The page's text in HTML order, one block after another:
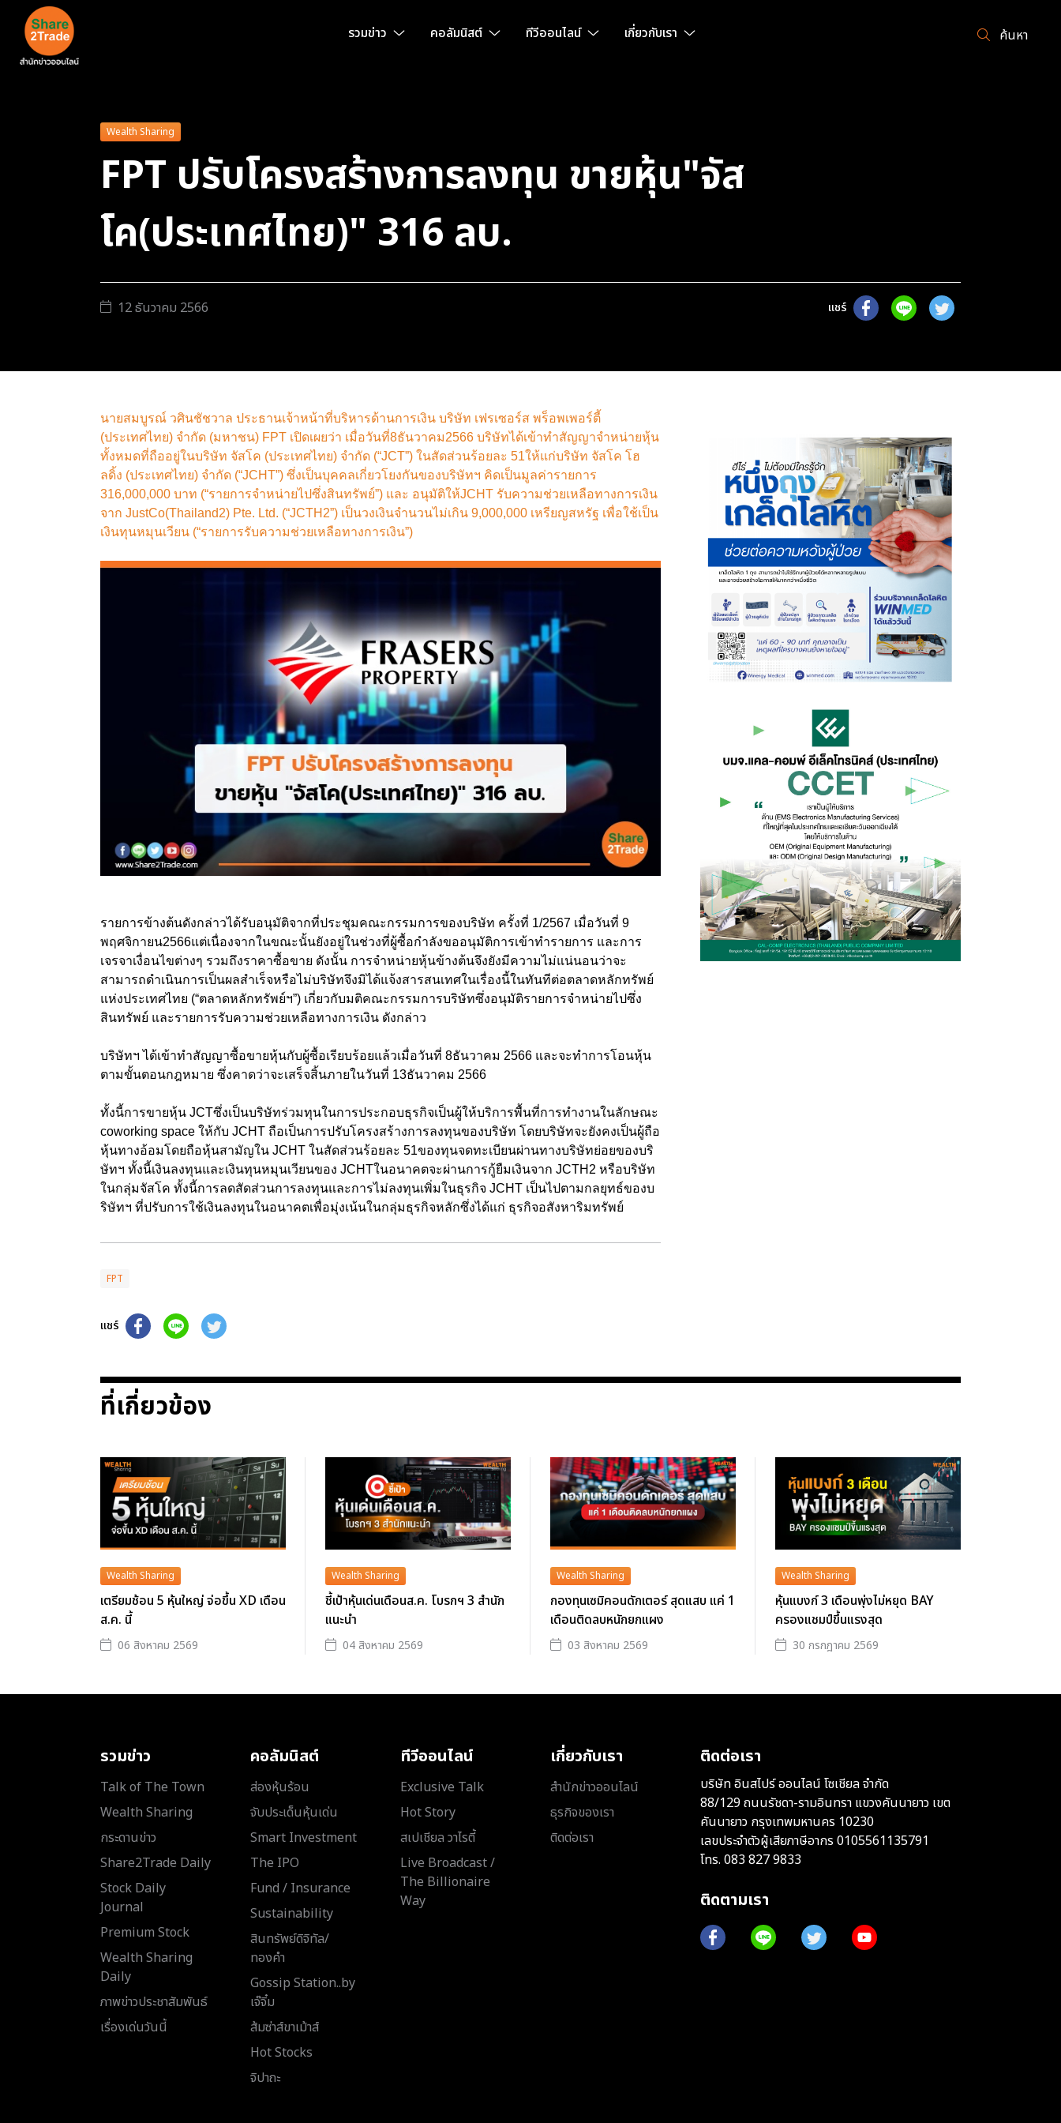
รวมข่าว คอลัมนิสต์ ทีวีออนไลน์ เกี่ยวกับเรา ค้นหา
Wealth Sharing
FPT ปรับโครงสร้างการลงทุน ขายหุ้น"จัส
โค(ประเทศไทย)" 316 ลบ.
12 ธันวาคม 2566 แชร์
นายสมบูรณ์ วศินชัชวาล ประธานเจ้าหน้าที่บริหารด้านการเงิน บริษัท เฟรเซอร์ส พร็อพเพอร์ตี้
(ประเทศไทย) จำกัด (มหาชน) FPT เปิดเผยว่า เมื่อวันที่8ธันวาคม2566 บริษัทได้เข้าทำสัญญาจำหน่ายหุ้น
ทั้งหมดที่ถืออยู่ในบริษัท จัสโค (ประเทศไทย) จำกัด (“JCT”) ในสัดส่วนร้อยละ 51ให้แก่บริษัท จัสโค โฮ
ลดิ้ง (ประเทศไทย) จำกัด (“JCHT”) ซึ่งเป็นบุคคลเกี่ยวโยงกันของบริษัทฯ คิดเป็นมูลค่ารายการ
316,000,000 บาท (“รายการจำหน่ายไปซึ่งสินทรัพย์”) และ อนุมัติให้JCHT รับความช่วยเหลือทางการเงิน
จาก JustCo(Thailand2) Pte. Ltd. (“JCTH2”) เป็นวงเงินจำนวนไม่เกิน 9,000,000 เหรียญสหรัฐ เพื่อใช้เป็น
เงินทุนหมุนเวียน (“รายการรับความช่วยเหลือทางการเงิน”)
รายการข้างต้นดังกล่าวได้รับอนุมัติจากที่ประชุมคณะกรรมการของบริษัท ครั้งที่ 1/2567 เมื่อวันที่ 9
พฤศจิกายน2566แต่เนื่องจากในขณะนั้นยังอยู่ในช่วงที่ผู้ซื้อกำลังขออนุมัติการเข้าทำรายการ และการ
เจรจาเงื่อนไขต่างๆ รวมถึงราคาซื้อขาย ดังนั้น การจำหน่ายหุ้นข้างต้นจึงยังมีความไม่แน่นอนว่าจะ
สามารถดำเนินการเป็นผลสำเร็จหรือไม่บริษัทจึงมิได้แจ้งสารสนเทศในเรื่องนี้ในทันทีต่อตลาดหลักทรัพย์
แห่งประเทศไทย (“ตลาดหลักทรัพย์ฯ”) เกี่ยวกับมติคณะกรรมการบริษัทซึ่งอนุมัติรายการจำหน่ายไปซึ่ง
สินทรัพย์ และรายการรับความช่วยเหลือทางการเงิน ดังกล่าว
บริษัทฯ ได้เข้าทำสัญญาซื้อขายหุ้นกับผู้ซื้อเรียบร้อยแล้วเมื่อวันที่ 8ธันวาคม 2566 และจะทำการโอนหุ้น
ตามขั้นตอนกฎหมาย ซึ่งคาดว่าจะเสร็จสิ้นภายในวันที่ 13ธันวาคม 2566
ทั้งนี้การขายหุ้น JCTซึ่งเป็นบริษัทร่วมทุนในการประกอบธุรกิจเป็นผู้ให้บริการพื้นที่การทำงานในลักษณะ
coworking space ให้กับ JCHT ถือเป็นการปรับโครงสร้างการลงทุนของบริษัท โดยบริษัทจะยังคงเป็นผู้ถือ
หุ้นทางอ้อมโดยถือหุ้นสามัญใน JCHT ในสัดส่วนร้อยละ 51ของทุนจดทะเบียนผ่านทางบริษัทย่อยของบริ
ษัทฯ ทั้งนี้เงินลงทุนและเงินทุนหมุนเวียนของ JCHTในอนาคตจะผ่านการกู้ยืมเงินจาก JCTH2 หรือบริษัท
ในกลุ่มจัสโค ทั้งนี้การลดสัดส่วนการลงทุนและการไม่ลงทุนเพิ่มในธุรกิจ JCHT เป็นไปตามกลยุทธ์ของบ
ริษัทฯ ที่ปรับการใช้เงินลงทุนในอนาคตเพื่อมุ่งเน้นในกลุ่มธุรกิจหลักซึ่งได้แก่ ธุรกิจอสังหาริมทรัพย์
FPT
แชร์
ที่เกี่ยวข้อง
Wealth Sharing
เตรียมช้อน 5 หุ้นใหญ่ จ่อขึ้น XD เดือน
ส.ค. นี้
06 สิงหาคม 2569
Wealth Sharing
ชี้เป้าหุ้นเด่นเดือนส.ค. โบรกฯ 3 สำนัก
แนะนำ
04 สิงหาคม 2569
Wealth Sharing
กองทุนเซมิคอนดักเตอร์ สุดแสบ แค่ 1
เดือนติดลบหนักยกแผง
03 สิงหาคม 2569
Wealth Sharing
หุ้นแบงก์ 3 เดือนพุ่งไม่หยุด BAY
ครองแชมป์ขึ้นแรงสุด
30 กรกฎาคม 2569
รวมข่าว
Talk of The Town
Wealth Sharing
กระดานข่าว
Share2Trade Daily
Stock Daily
Journal
Premium Stock
Wealth Sharing
Daily
ภาพข่าวประชาสัมพันธ์
เรื่องเด่นวันนี้
คอลัมนิสต์
ส่องหุ้นร้อน
จับประเด็นหุ้นเด่น
Smart Investment
The IPO
Fund / Insurance
Sustainability
สินทรัพย์ดิจิทัล/
ทองคำ
Gossip Station..by
เจ๊จิ๋ม
ส้มซ่าส์ขาเม้าส์
Hot Stocks
จิปาถะ
ทีวีออนไลน์
Exclusive Talk
Hot Story
สเปเชียล วาไรตี้
Live Broadcast /
The Billionaire
Way
เกี่ยวกับเรา
สำนักข่าวออนไลน์
ธุรกิจของเรา
ติดต่อเรา
ติดต่อเรา
บริษัท อินสไปร์ ออนไลน์ โซเชียล จำกัด
88/129 ถนนรัชดา-รามอินทรา แขวงคันนายาว เขต
คันนายาว กรุงเทพมหานคร 10230
เลขประจำตัวผู้เสียภาษีอากร 0105561135791
โทร. 083 827 9833
ติดตามเรา